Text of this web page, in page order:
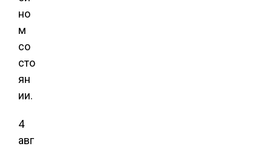
но
м
со
сто
ян
ии.
4
авг